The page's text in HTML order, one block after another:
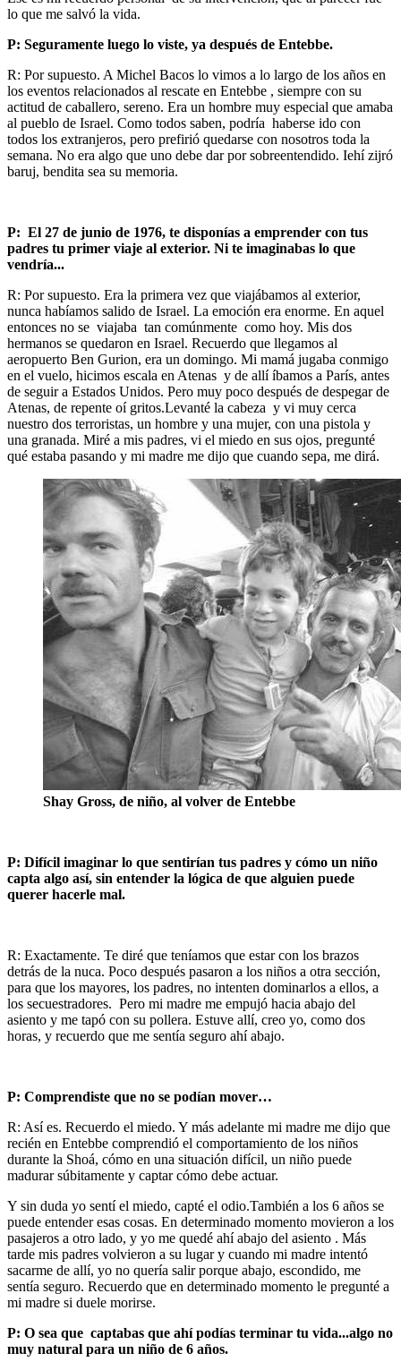
lo que me salvó la vida.
P: Seguramente luego lo viste, ya después de Entebbe.
R: Por supuesto. A Michel Bacos lo vimos a lo largo de los años en
los eventos relacionados al rescate en Entebbe , siempre con su
actitud de caballero, sereno. Era un hombre muy especial que amaba
al pueblo de Israel. Como todos saben, podría haberse ido con
todos los extranjeros, pero prefirió quedarse con nosotros toda la
semana. No era algo que uno debe dar por sobreentendido. Iehí zijró
baruj, bendita sea su memoria.
P: El 27 de junio de 1976, te disponías a emprender con tus
padres tu primer viaje al exterior. Ni te imaginabas lo que
vendría...
R: Por supuesto. Era la primera vez que viajábamos al exterior,
nunca habíamos salido de Israel. La emoción era enorme. En aquel
entonces no se viajaba tan comúnmente como hoy. Mis dos
hermanos se quedaron en Israel. Recuerdo que llegamos al
aeropuerto Ben Gurion, era un domingo. Mi mamá jugaba conmigo
en el vuelo, hicimos escala en Atenas y de allí íbamos a París, antes
de seguir a Estados Unidos. Pero muy poco después de despegar de
Atenas, de repente oí gritos.Levanté la cabeza y vi muy cerca
nuestro dos terroristas, un hombre y una mujer, con una pistola y
una granada. Miré a mis padres, vi el miedo en sus ojos, pregunté
qué estaba pasando y mi madre me dijo que cuando sepa, me dirá.
Shay Gross, de niño, al volver de Entebbe
P: Difícil imaginar lo que sentirían tus padres y cómo un niño
capta algo así, sin entender la lógica de que alguien puede
querer hacerle mal.
R: Exactamente. Te diré que teníamos que estar con los brazos
detrás de la nuca. Poco después pasaron a los niños a otra sección,
para que los mayores, los padres, no intenten dominarlos a ellos, a
los secuestradores. Pero mi madre me empujó hacia abajo del
asiento y me tapó con su pollera. Estuve allí, creo yo, como dos
horas, y recuerdo que me sentía seguro ahí abajo.
P: Comprendiste que no se podían mover…
R: Así es. Recuerdo el miedo. Y más adelante mi madre me dijo que
recién en Entebbe comprendió el comportamiento de los niños
durante la Shoá, cómo en una situación difícil, un niño puede
madurar súbitamente y captar cómo debe actuar.
Y sin duda yo sentí el miedo, capté el odio.También a los 6 años se
puede entender esas cosas. En determinado momento movieron a los
pasajeros a otro lado, y yo me quedé ahí abajo del asiento . Más
tarde mis padres volvieron a su lugar y cuando mi madre intentó
sacarme de allí, yo no quería salir porque abajo, escondido, me
sentía seguro. Recuerdo que en determinado momento le pregunté a
mi madre si duele morirse.
P: O sea que captabas que ahí podías terminar tu vida...algo no
muy natural para un niño de 6 años.